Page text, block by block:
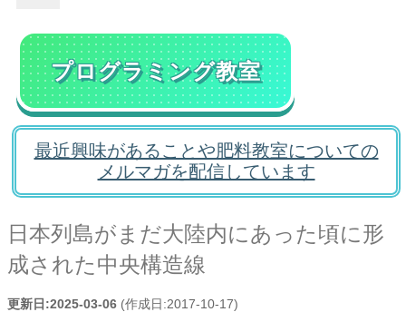
プログラミング教室
最近興味があることや肥料教室についての
メルマガを配信しています
日本列島がまだ大陸内にあった頃に形
成された中央構造線
更新日:2025-03-06 (作成日:2017-10-17)